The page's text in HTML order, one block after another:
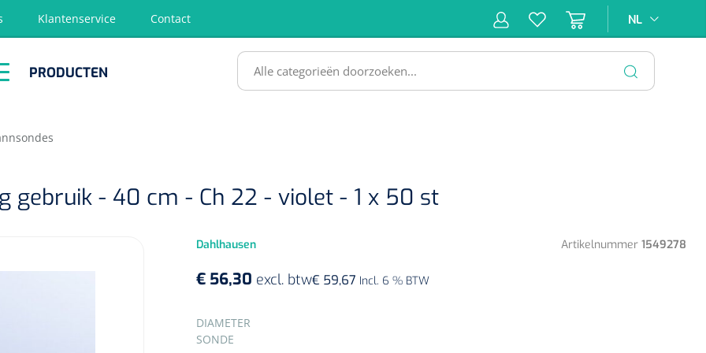
Klantenservice Contact NL
PRODUCTEN
gebruik - 40 cm - Ch 22 - violet - 1 x 50 st
Dahlhausen Artikelnummer 1549278
€ 56,30 excl. btw€ 59,67 Incl. 6 % BTW
SELECTEER
DIAMETER
SONDE